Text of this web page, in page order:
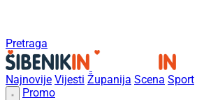
Pretraga
Najnovije Vijesti Županija Scena Sport
Promo